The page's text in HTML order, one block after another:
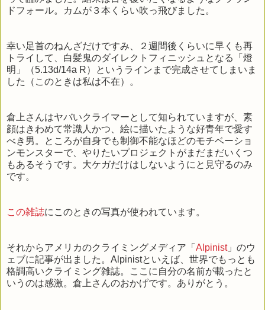
ドフォール。カムが３本くらい吹っ飛びました。
幸い足首のねんざだけですみ、２週間後くらいに早くも再
トライして、白髪鬼のダイレクトフィニッシュとなる「燈
明」（5.13d/14a R）というラインまで完成させてしまいま
した（このときは私は不在）。
倉上さんはヤバいクライマーとして知られていますが、素
顔はきわめて常識人かつ、絵に描いたような好青年で愛す
べき男。ところが自身でも制御不能なほどのモチベーショ
ンモンスターで、やりたいプロジェクトがまだまだいくつ
もあるそうです。大ケガだけはしないようにと見守るのみ
です。
この雑誌にこのときの写真が使われています。
それからアメリカのクライミングメディア「 Alpinist」のウ
ェブに記事が出ました。Alpinistといえば、世界でもっとも
格調高いクライミング雑誌。ここに自分の名前が載ったと
いうのは感激。倉上さんのおかげです。ありがとう。